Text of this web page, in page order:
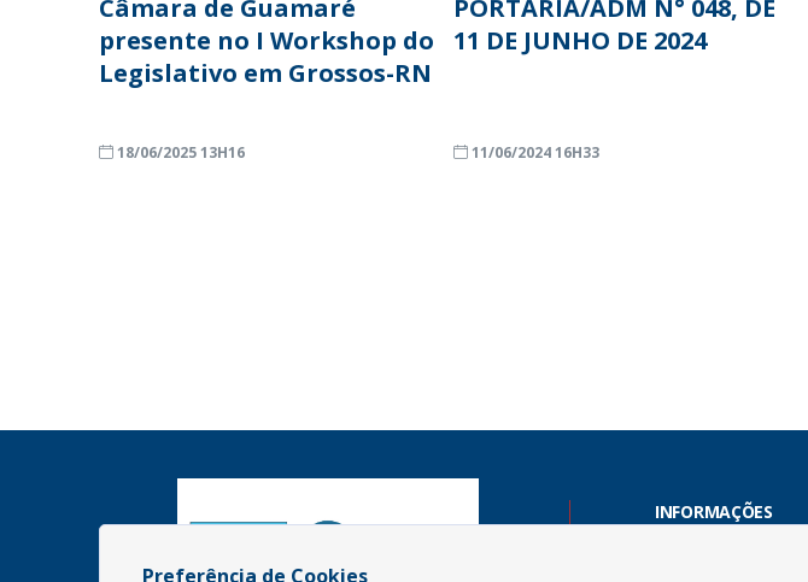
Câmara de Guamaré
presente no I Workshop do
Legislativo em Grossos-RN
18/06/2025 13H16
PORTARIA/ADM N° 048, DE
11 DE JUNHO DE 2024
11/06/2024 16H33
INFORMAÇÕES
Preferência de Cookies